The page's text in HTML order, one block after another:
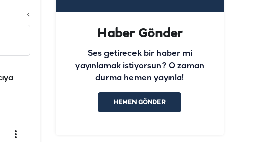
Haber Gönder
Ses getirecek bir haber mi
yayınlamak istiyorsun? O zaman
durma hemen yayınla!
HEMEN GÖNDER